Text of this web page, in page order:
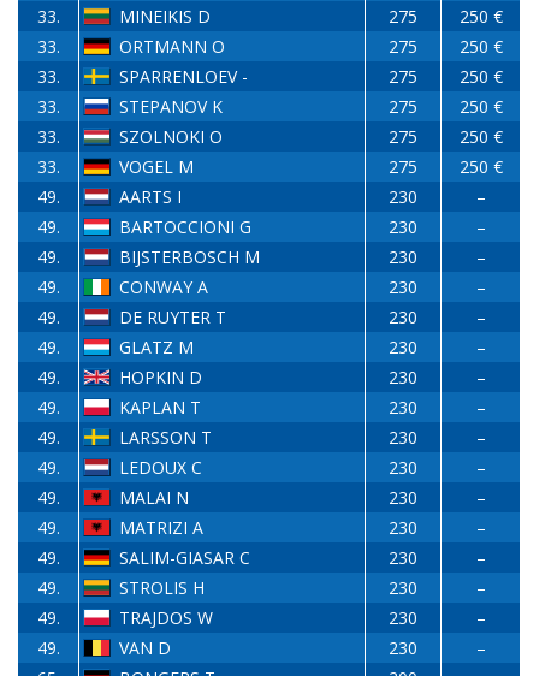
33.
MINEIKIS D 275
250 €
33.
ORTMANN O 275
250 €
33.
SPARRENLOEV - 275
250 €
33.
STEPANOV K 275
250 €
33.
SZOLNOKI O 275
250 €
33.
VOGEL M 275
250 €
49.
AARTS I 230
–
49.
BARTOCCIONI G 230
–
49.
BIJSTERBOSCH M 230
–
49.
CONWAY A 230
–
49.
DE RUYTER T 230
–
49.
GLATZ M 230
–
49.
HOPKIN D 230
–
49.
KAPLAN T 230
–
49.
LARSSON T 230
–
49.
LEDOUX C 230
–
49.
MALAI N 230
–
49.
MATRIZI A 230
–
49.
SALIM-GIASAR C 230
–
49.
STROLIS H 230
–
49.
TRAJDOS W 230
–
49.
VAN D 230
–